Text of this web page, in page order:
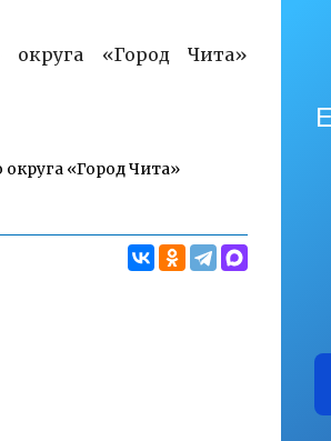
округа «Город Чита»
«Город Чита»